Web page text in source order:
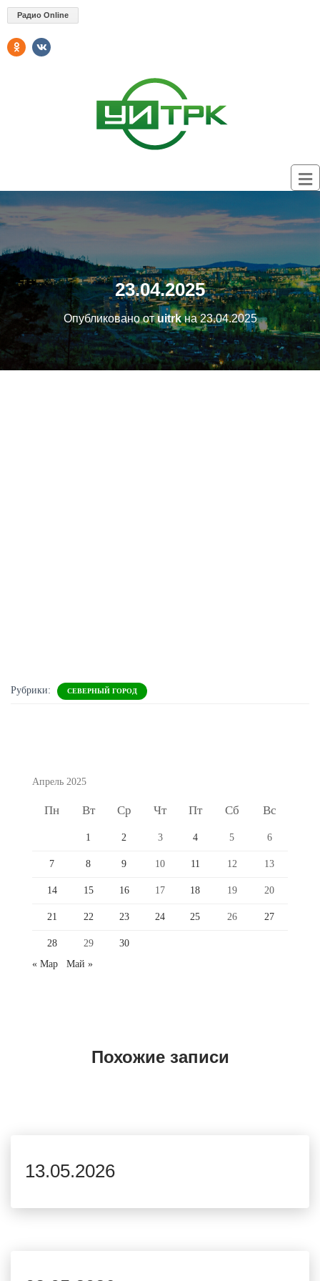
Радио Online
23.04.2025
Опубликовано отuitrkна23.04.2025
Рубрики: СЕВЕРНЫЙ ГОРОД
Апрель 2025
Пн Вт Ср Чт Пт Сб Вс
1 2 3 4 5 6
7 8 9 10 11 12 13
14 15 16 17 18 19 20
21 22 23 24 25 26 27
28 29
30
« Мар
Май »
Похожие записи
13.05.2026